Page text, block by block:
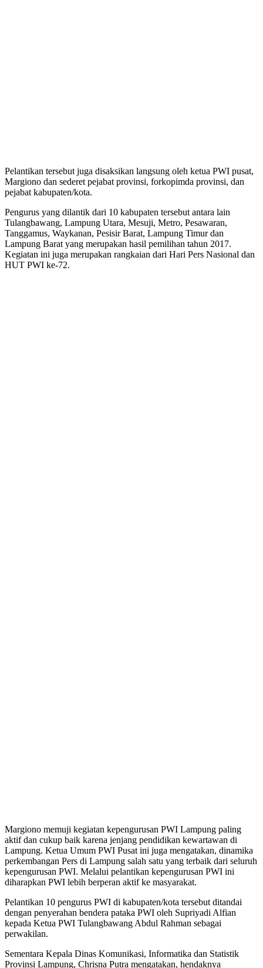
Pelantikan tersebut juga disaksikan langsung oleh ketua PWI pusat,
Margiono dan sederet pejabat provinsi, forkopimda provinsi, dan
pejabat kabupaten/kota.
Pengurus yang dilantik dari 10 kabupaten tersebut antara lain
Tulangbawang, Lampung Utara, Mesuji, Metro, Pesawaran,
Tanggamus, Waykanan, Pesisir Barat, Lampung Timur dan
Lampung Barat yang merupakan hasil pemilihan tahun 2017.
Kegiatan ini juga merupakan rangkaian dari Hari Pers Nasional dan
HUT PWI ke-72.
Margiono memuji kegiatan kepengurusan PWI Lampung paling
aktif dan cukup baik karena jenjang pendidikan kewartawan di
Lampung. Ketua Umum PWI Pusat ini juga mengatakan, dinamika
perkembangan Pers di Lampung salah satu yang terbaik dari seluruh
kepengurusan PWI. Melalui pelantikan kepengurusan PWI ini
diharapkan PWI lebih berperan aktif ke masyarakat.
Pelantikan 10 pengurus PWI di kabupaten/kota tersebut ditandai
dengan penyerahan bendera pataka PWI oleh Supriyadi Alfian
kepada Ketua PWI Tulangbawang Abdul Rahman sebagai
perwakilan.
Sementara Kepala Dinas Komunikasi, Informatika dan Statistik
Provinsi Lampung, Chrisna Putra mengatakan, hendaknya